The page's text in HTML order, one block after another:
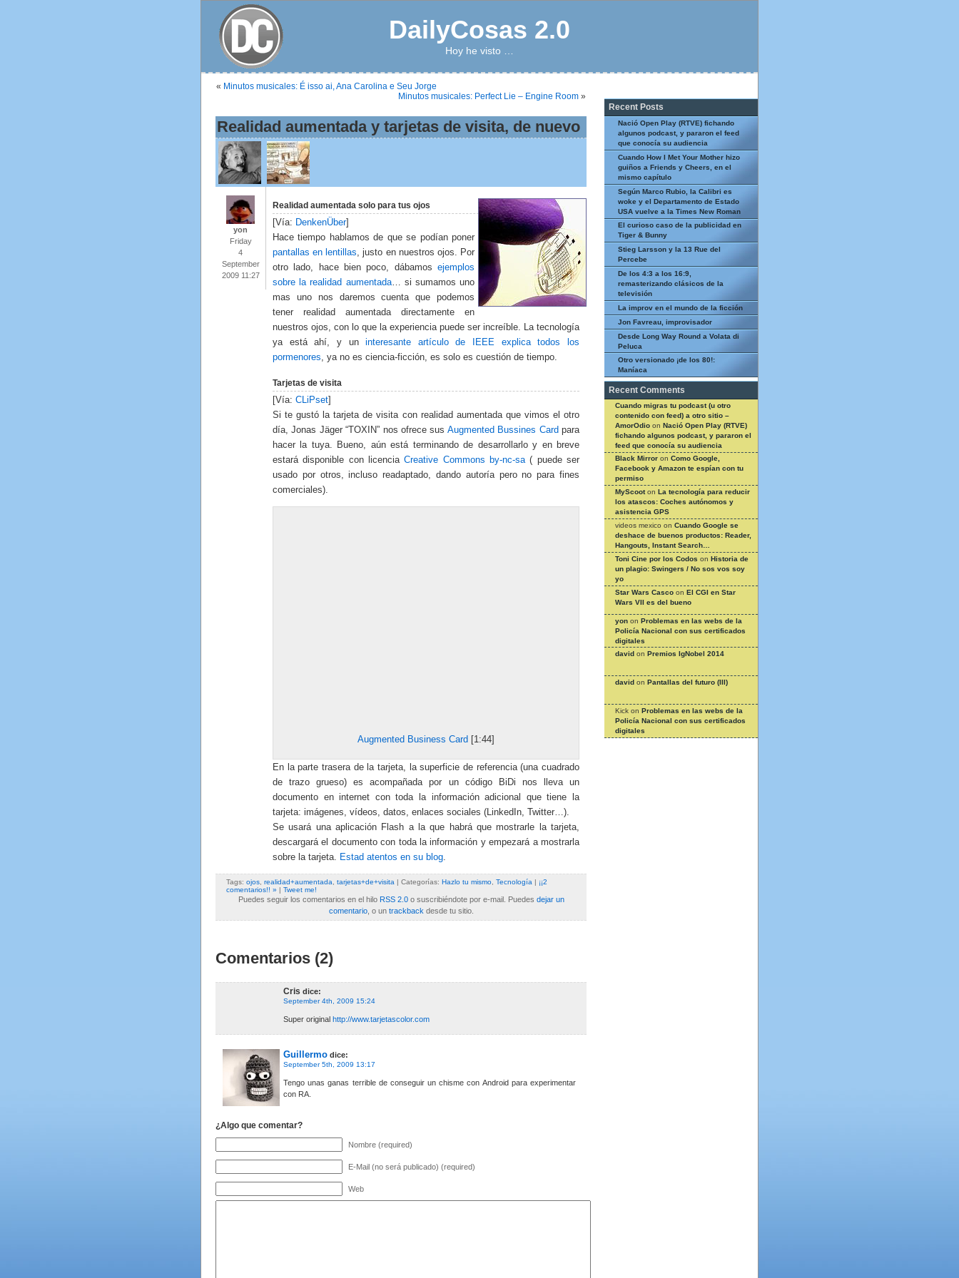
DailyCosas 2.0
Hoy he visto …
« Minutos musicales: É isso ai, Ana Carolina e Seu Jorge
Minutos musicales: Perfect Lie – Engine Room »
Realidad aumentada y tarjetas de visita, de nuevo
yon
Friday
4
September
2009 11:27
Realidad aumentada solo para tus ojos
[Vía: DenkenÜber]
Hace tiempo hablamos de que se podían poner
pantallas en lentillas , justo en nuestros ojos. Por
otro lado, hace bien poco, dábamos ejemplos
sobre la realidad aumentada… si sumamos uno
mas uno nos daremos cuenta que podemos
tener realidad aumentada directamente en
nuestros ojos, con lo que la experiencia puede ser increíble. La tecnología
ya está ahí, y uninteresante artículo de IEEE explica todos los
pormenores , ya no es ciencia-ficción, es solo es cuestión de tiempo.
Tarjetas de visita
[Vía: CLiPset]
Si te gustó la tarjeta de visita con realidad aumentada que vimos el otro
día, Jonas Jäger “TOXIN” nos ofrece sus Augmented Bussines Card para
hacer la tuya. Bueno, aún está terminando de desarrollarlo y en breve
estará disponible con licenciaCreative Commons by-nc-sa ( puede ser
usado por otros, incluso readaptado, dando autoría pero no para fines
comerciales).
Augmented Business Card [1:44]
En la parte trasera de la tarjeta, la superficie de referencia (una cuadrado
de trazo grueso) es acompañada por un código BiDi nos lleva un
documento en internet con toda la información adicional que tiene la
tarjeta: imágenes, vídeos, datos, enlaces sociales (LinkedIn, Twitter…).
Se usará una aplicación Flash a la que habrá que mostrarle la tarjeta,
descargará el documento con toda la información y empezará a mostrarla
sobre la tarjeta.
Estad atentos en su blog
Tags: ojos, realidad+aumentada, tarjetas+de+visita | Categorías: Hazlo tu mismo, Tecnología | ¡¡2
comentarios!! » | Tweet me!
Puedes seguir los comentarios en el hilo RSS 2.0o suscribiéndote por e-mail. Puedes dejar un
comentario, o un trackback desde tu sitio.
Comentarios (2)
Cris dice:
September 4th, 2009 15:24
Super original http://www.tarjetascolor.com
Guillermo dice:
September 5th, 2009 13:17
Tengo unas ganas terrible de conseguir un chisme con Android para experimentar
con RA.
¿Algo que comentar?
Nombre (required)
E-Mail (no será publicado) (required)
Web
Recent Posts
Nació Open Play (RTVE) fichando
algunos podcast, y pararon el feed
que conocía su audiencia
Cuando How I Met Your Mother hizo
guiños a Friends y Cheers, en el
mismo capítulo
Según Marco Rubio, la Calibri es
woke y el Departamento de Estado
USA vuelve a la Times New Roman
El curioso caso de la publicidad en
Tiger & Bunny
Stieg Larsson y la 13 Rue del
Percebe
De los 4:3 a los 16:9,
remasterizando clásicos de la
televisión
La improv en el mundo de la ficción
Jon Favreau, improvisador
Desde Long Way Round a Volata di
Peluca
Otro versionado ¡de los 80!:
Maníaca
Recent Comments
Cuando migras tu podcast (u otro
contenido con feed) a otro sitio –
AmorOdio on Nació Open Play (RTVE)
fichando algunos podcast, y pararon el
feed que conocía su audiencia
Black Mirror on Como Google,
Facebook y Amazon te espían con tu
permiso
MyScooton La tecnología para reducir
los atascos: Coches autónomos y
asistencia GPS
videos mexico on Cuando Google se
deshace de buenos productos: Reader,
Hangouts, Instant Search…
Toni Cine por los Codos on Historia de
un plagio: Swingers / No sos vos soy
yo
Star Wars Casco on El CGI en Star
Wars VII es del bueno
yon on Problemas en las webs de la
Policía Nacional con sus certificados
digitales
david on Premios IgNobel 2014
david on Pantallas del futuro (III)
Kick on Problemas en las webs de la
Policía Nacional con sus certificados
digitales